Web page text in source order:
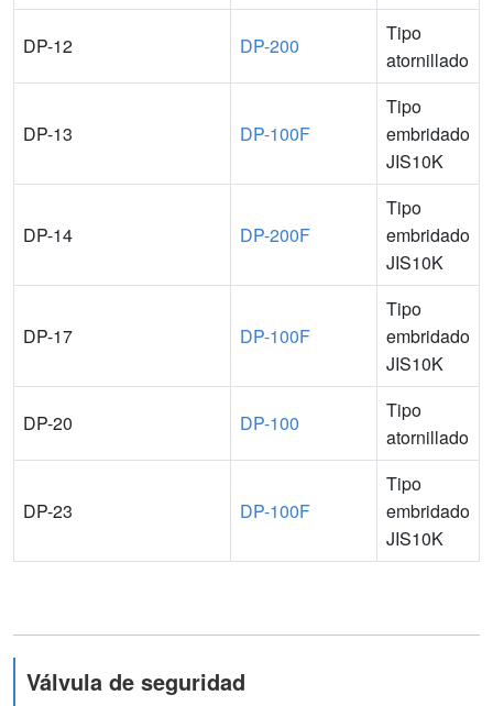
DP-12 DP-200
Tipo
atornillado
DP-13 DP-100F
Tipo
embridado
JIS10K
DP-14 DP-200F
Tipo
embridado
JIS10K
DP-17 DP-100F
Tipo
embridado
JIS10K
DP-20 DP-100
Tipo
atornillado
DP-23 DP-100F
Tipo
embridado
JIS10K
Válvula de seguridad